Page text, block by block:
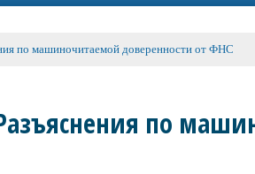
по машиночитаемой доверенности от ФНС
по